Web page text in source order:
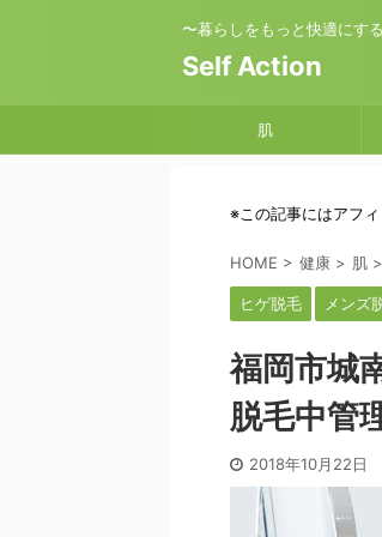
〜暮らしをもっと快適にす
Self Action
肌
※この記事にはアフ
HOME > 健康 > 肌 >
ヒゲ脱毛 メンズ
福岡市城
脱毛中管
2018年10月22日